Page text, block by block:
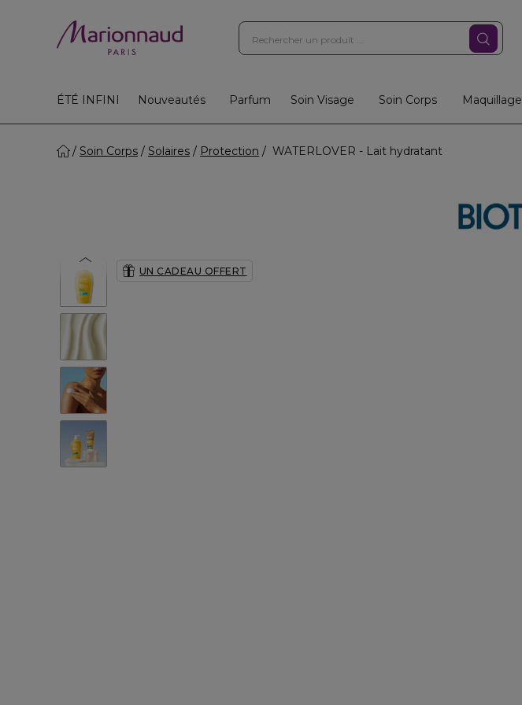
ÉTÉ INFINI Nouveautés Parfum Soin Visage Soin Corps Maquillage
Soin Corps Solaires Protection WATERLOVER - Lait hydratant
UN CADEAU OFFERT